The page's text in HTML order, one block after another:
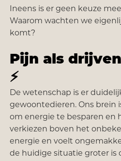
Ineens is er geen keuze
Waarom wachten we
komt?
Pijn als
⚡
De wetenschap is er
gewoontedieren. Ons brein
om energie te besparen en
verkiezen boven het
energie en voelt
de huidige situatie groter is